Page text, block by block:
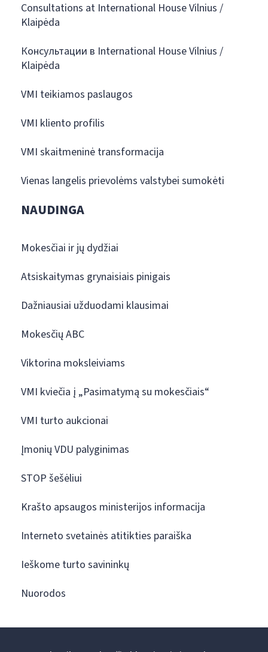
Consultations at International House Vilnius /
Klaipėda
Консультации в International House Vilnius /
Klaipėda
VMI teikiamos paslaugos
VMI kliento profilis
VMI skaitmeninė transformacija
Vienas langelis prievolėms valstybei sumokėti
NAUDINGA
Mokesčiai ir jų dydžiai
Atsiskaitymas grynaisiais pinigais
Dažniausiai užduodami klausimai
Mokesčių ABC
Viktorina moksleiviams
VMI kviečia į „Pasimatymą su mokesčiais“
VMI turto aukcionai
Įmonių VDU palyginimas
STOP šešėliui
Krašto apsaugos ministerijos informacija
Interneto svetainės atitikties paraiška
Ieškome turto savininkų
Nuorodos